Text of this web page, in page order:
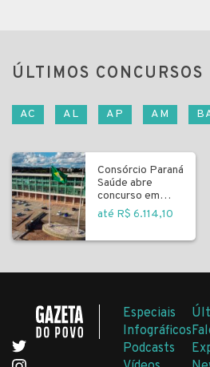
ÚLTIMOS CONCURSOS
AC AL AP AM
Consórcio Paraná
Saúde abre
concurso em
Curitiba
até R$ 6.114,10
Especiais
Infográficos
Podcasts